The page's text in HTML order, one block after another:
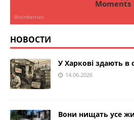
НОВОСТИ
У Харкові здають в
14.06.2026
Вони нищать усе